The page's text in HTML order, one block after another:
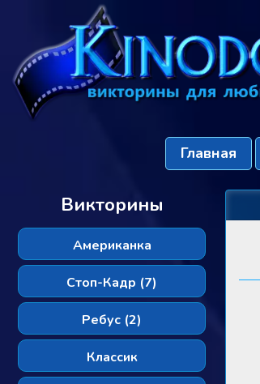
Главная
Викторины
Американка
Стоп-Кадр (7)
Ребус (2)
Классик